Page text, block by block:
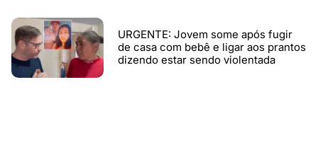
URGENTE: Jovem some após fugir
de casa com bebê e ligar aos prantos
dizendo estar sendo violentada